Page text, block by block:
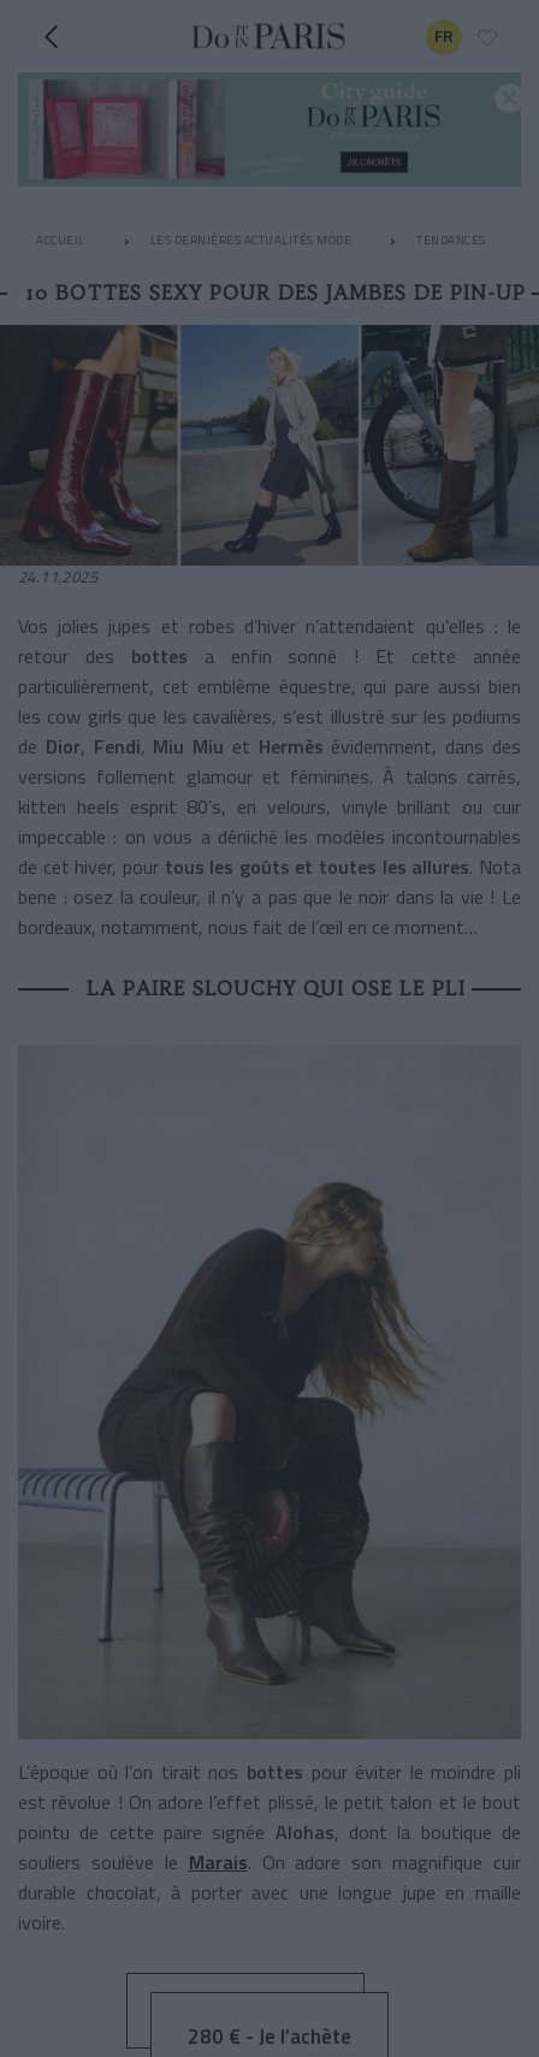
FR
ACCUEIL LES DERNIÈRES ACTUALITÉS MODE TENDANCES
10 BOTTES SEXY POUR DES JAMBES DE PIN-UP
24.11.2025
Vos jolies jupes et robes d’hiver n’attendaient qu’elles : le
retour des bottes a enfin sonné !
Et cette année
particulièrement, cet emblème équestre, qui pare aussi bien
les cow girls que les cavalières, s’est illustré sur les podiums
de Dior, Fendi, Miu Miu et Hermès évidemment, dans des
versions follement glamour et féminines. À talons carrés,
kitten heels esprit 80’s, en velours, vinyle brillant ou cuir
impeccable : on vous a déniché les modèles incontournables
de cet hiver, pour tous les goûts et toutes les allures. Nota
bene : osez la couleur, il n’y a pas que le noir dans la vie ! Le
bordeaux, notamment, nous fait de l’œil en ce moment…
LA PAIRE SLOUCHY QUI OSE LE PLI
L’époque où l’on tirait nos bottes pour éviter le moindre pli
est révolue ! On adore l’effet plissé, le petit talon et le bout
pointu de cette paire signée Alohas, dont la boutique de
souliers soulève le Marais. On adore son magnifique cuir
durable chocolat, à porter avec une longue jupe en maille
ivoire.
280 € - Je l’achète